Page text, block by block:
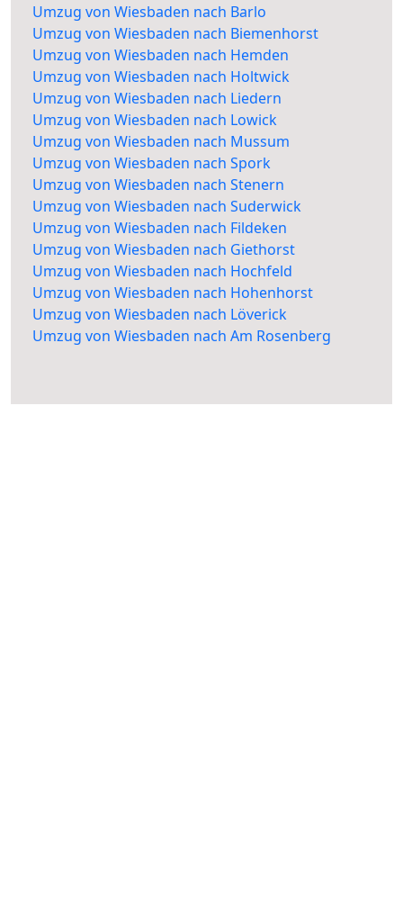
Umzug von Wiesbaden nach Barlo
Umzug von Wiesbaden nach Biemenhorst
Umzug von Wiesbaden nach Hemden
Umzug von Wiesbaden nach Holtwick
Umzug von Wiesbaden nach Liedern
Umzug von Wiesbaden nach Lowick
Umzug von Wiesbaden nach Mussum
Umzug von Wiesbaden nach Spork
Umzug von Wiesbaden nach Stenern
Umzug von Wiesbaden nach Suderwick
Umzug von Wiesbaden nach Fildeken
Umzug von Wiesbaden nach Giethorst
Umzug von Wiesbaden nach Hochfeld
Umzug von Wiesbaden nach Hohenhorst
Umzug von Wiesbaden nach Löverick
Umzug von Wiesbaden nach Am Rosenberg